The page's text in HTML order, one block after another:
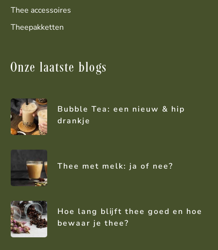
Thee accessoires
Theepakketten
Onze laatste blogs
Bubble Tea: een nieuw & hip
drankje
Thee met melk: ja of nee?
Hoe lang blijft thee goed en hoe
bewaar je thee?